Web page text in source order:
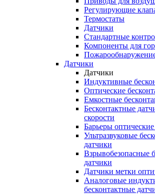
Регулирующие
Термостаты
Датчики
Стандартные
Компоненты для
Датчики
Датчики
Индуктивные
Оптические
Емкостные
Бесконтактные
скорости
Барьеры
Ультразвуковые
датчики
Взрывобезопасные
датчики
Датчики метки
Аналоговые
бесконтактные